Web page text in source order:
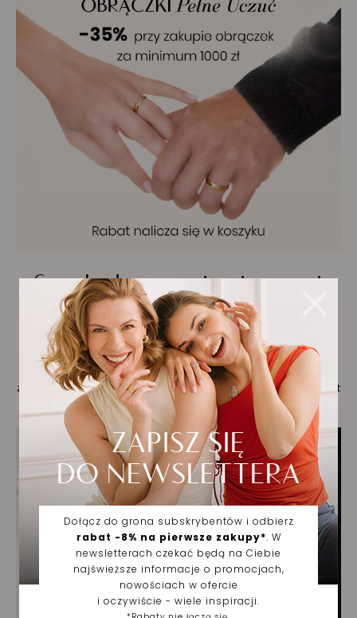
Symbol waszej wiecznej
miłości
Obrączki ślubne towarzyszą Młodej Parze w najważniejszym
dniu ich życia. Są symbolem miłości, oddania i
zaangażowania. Właśnie dlatego ich odpowiedni wybór jest
tak kluczowy.